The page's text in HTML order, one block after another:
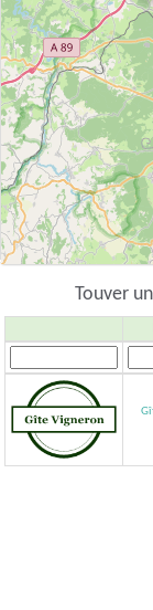
Touver